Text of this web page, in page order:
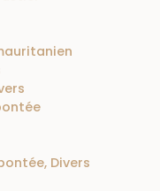
Divers